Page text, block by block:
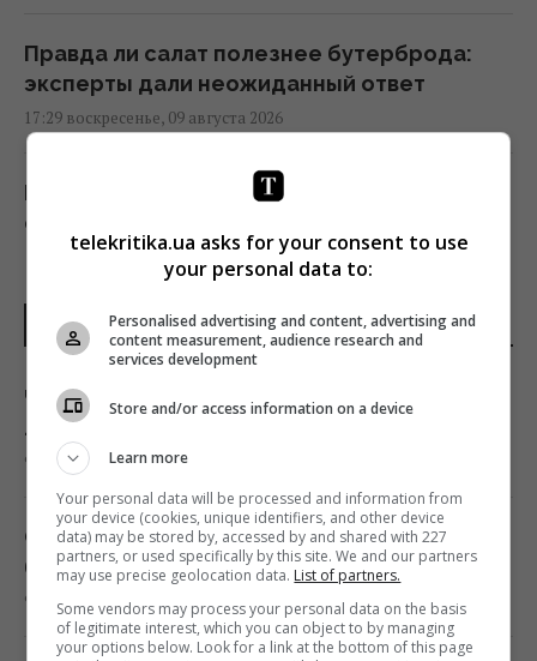
Правда ли салат полезнее бутерброда:
эксперты дали неожиданный ответ
17:29 воскресенье, 09 августа 2026
В 1946 году люди послали сигнал на Луну:
ответ пришел через 2,5 секунды.
17:28 воскресенье, 09 августа 2026
10 августа: церковный праздник сегодня,
почему в этот день нужно погладить
черного кота
17:10 воскресенье, 09 августа 2026
В РФ говорят о пусках Х-101 с носителей
КАБов Су-34: аналитики оценили, возможно
ли это
17:01 воскресенье, 09 августа 2026
ПОСЛЕДНИЕ НОВОСТИ
Черная плесень между плитками — как
легко избавиться без вреда для здоровья
9 августа 2026, 17:52
Сумасшедшая жара не закончилась: каким
будет конец лета и сентябрь в Украине
9 августа 2026, 17:37
telekritika.ua asks for your consent to use
your personal data to:
Personalised advertising and content, advertising and
content measurement, audience research and
services development
Store and/or access information on a device
Learn more
Your personal data will be processed and information from
your device (cookies, unique identifiers, and other device
data) may be stored by, accessed by and shared with 227
partners, or used specifically by this site. We and our partners
may use precise geolocation data. List of partners.
Some vendors may process your personal data on the basis
of legitimate interest, which you can object to by managing
your options below. Look for a link at the bottom of this page